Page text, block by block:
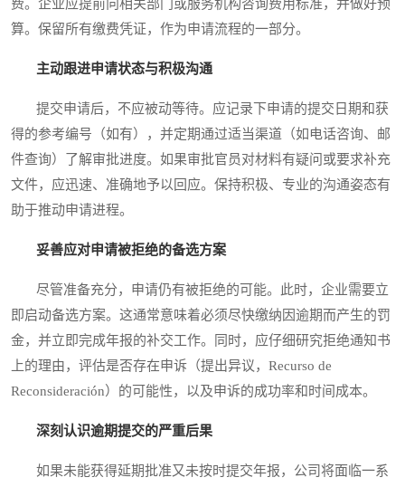
费。企业应提前向相关部门或服务机构咨询费用标准，并做好预
算。保留所有缴费凭证，作为申请流程的一部分。
主动跟进申请状态与积极沟通
提交申请后，不应被动等待。应记录下申请的提交日期和获
得的参考编号（如有），并定期通过适当渠道（如电话咨询、邮
件查询）了解审批进度。如果审批官员对材料有疑问或要求补充
文件，应迅速、准确地予以回应。保持积极、专业的沟通姿态有
助于推动申请进程。
妥善应对申请被拒绝的备选方案
尽管准备充分，申请仍有被拒绝的可能。此时，企业需要立
即启动备选方案。这通常意味着必须尽快缴纳因逾期而产生的罚
金，并立即完成年报的补交工作。同时，应仔细研究拒绝通知书
上的理由，评估是否存在申诉（提出异议，Recurso de
Reconsideración）的可能性，以及申诉的成功率和时间成本。
深刻认识逾期提交的严重后果
如果未能获得延期批准又未按时提交年报，公司将面临一系